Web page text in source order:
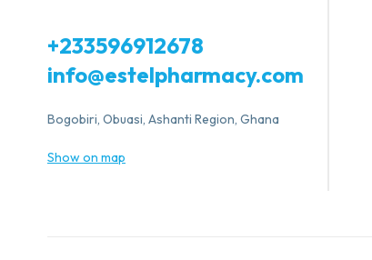
+233596912678
info@estelpharmacy.com
Bogobiri, Obuasi, Ashanti Region, Ghana
Show on map